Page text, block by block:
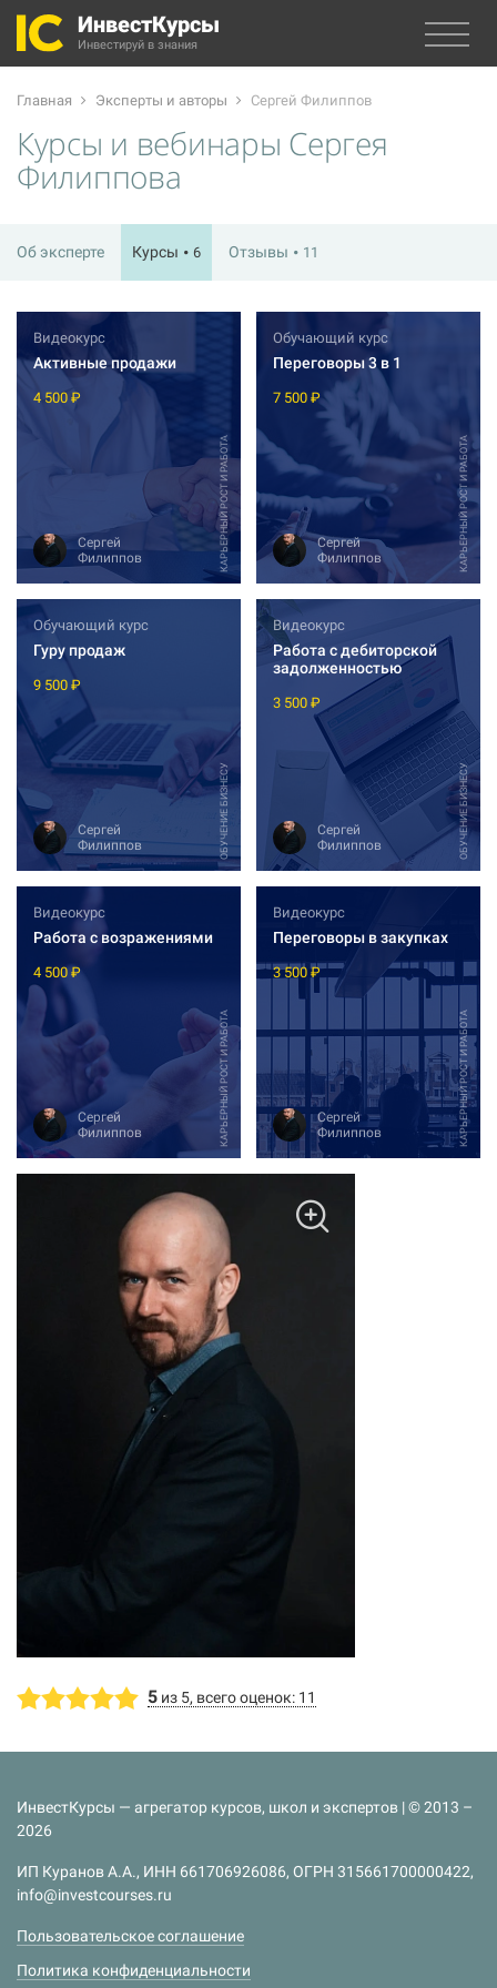
ИнвестКурсы
Инвестируй в знания
Главная Эксперты и авторы Сергей Филиппов
Курсы и вебинары Сергея
Филиппова
Об эксперте Курсы 6 Отзывы 11
КАРЬЕРНЫЙ РОСТ И РАБОТА
Видеокурс
Активные продажи
4 500 ₽
Сергей
Филиппов
КАРЬЕРНЫЙ РОСТ И РАБОТА
Обучающий курс
Переговоры 3 в 1
7 500 ₽
Сергей
Филиппов
ОБУЧЕНИЕ БИЗНЕСУ
Обучающий курс
Гуру продаж
9 500 ₽
Сергей
Филиппов
ОБУЧЕНИЕ БИЗНЕСУ
Видеокурс
Работа с дебиторской
задолженностью
3 500 ₽
Сергей
Филиппов
КАРЬЕРНЫЙ РОСТ И РАБОТА
Видеокурс
Работа с возражениями
4 500 ₽
Сергей
Филиппов
КАРЬЕРНЫЙ РОСТ И РАБОТА
Видеокурс
Переговоры в закупках
3 500 ₽
Сергей
Филиппов
5 из 5, всего оценок: 11
ИнвестКурсы — агрегатор курсов, школ и экспертов | © 2013 –
2026
ИП Куранов А.А., ИНН 661706926086, ОГРН 315661700000422,
info@investcourses.ru
Пользовательское соглашение
Политика конфиденциальности